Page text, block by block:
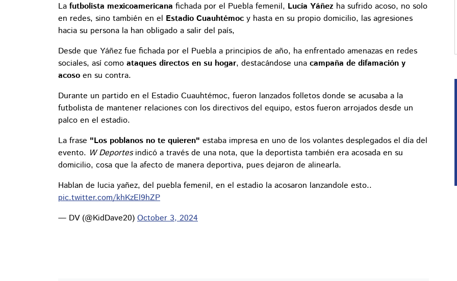
La futbolista mexicoamericana fichada por el Puebla femenil, Lucía Yáñez ha sufrido acoso, no solo
en redes, sino también en el Estadio Cuauhtémoc y hasta en su propio domicilio, las agresiones
hacia su persona la han obligado a salir del país,
Desde que Yáñez fue fichada por el Puebla a principios de año, ha enfrentado amenazas en redes
sociales, así como ataques directos en su hogar, destacándose una campaña de difamación y
acoso en su contra.
Durante un partido en el Estadio Cuauhtémoc, fueron lanzados folletos donde se acusaba a la
futbolista de mantener relaciones con los directivos del equipo, estos fueron arrojados desde un
palco en el estadio.
La frase "Los poblanos no te quieren" estaba impresa en uno de los volantes desplegados el día del
evento. W Deportesindicó a través de una nota, que la deportista también era acosada en su
domicilio, cosa que la afecto de manera deportiva, pues dejaron de alinearla.
Hablan de lucia yañez, del puebla femenil, en el estadio la acosaron lanzandole esto..
pic.twitter.com/khKzEl9hZP
— DV (@KidDave20) October 3, 2024